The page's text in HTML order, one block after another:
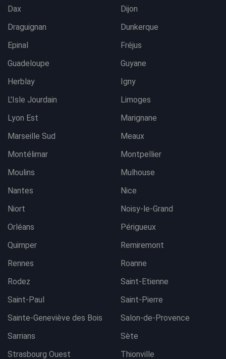
Dax
Dijon
Draguignan
Dunkerque
Epinal
Fréjus
Guadeloupe
Guyane
Herblay
Igny
L'Isle Jourdain
Limoges
Lyon Est
Marignane
Marseille Sud
Meaux
Montélimar
Montpellier
Moulins
Mulhouse
Nantes
Nice
Niort
Noisy-le-Grand
Orléans
Périgueux
Quimper
Remiremont
Rennes
Roanne
Rodez
Saint-Etienne
Saint-Paul
Saint-Pierre
Sainte-Geneviève des Bois
Salon-de-Provence
Sarrians
Sète
Strasbourg Ouest
Thionville